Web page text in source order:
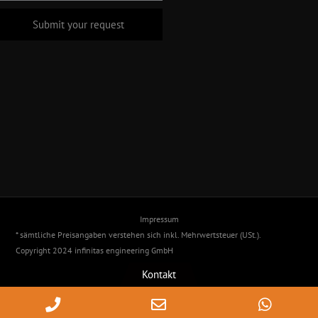
Impressum
* sämtliche Preisangaben verstehen sich inkl. Mehrwertsteuer (USt.).
Copyright 2024 infinitas engineering GmbH
Kontakt